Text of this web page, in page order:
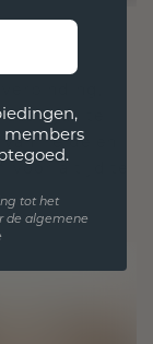
tijds te
liefde en
voor altijd te
members
tot het
de algemene